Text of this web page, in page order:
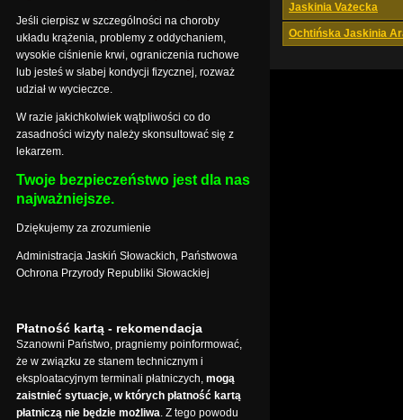
Jaskinia Vażecka
Ochtińska Jaskinia
Jeśli cierpisz w szczególności na choroby
układu krążenia, problemy z oddychaniem,
wysokie ciśnienie krwi, ograniczenia ruchowe
lub jesteś w słabej kondycji fizycznej, rozważ
udział w wycieczce.
W razie jakichkolwiek wątpliwości co do
zasadności wizyty należy skonsultować się z
lekarzem.
Twoje bezpieczeństwo jest dla nas
najważniejsze.
Dziękujemy za zrozumienie
Administracja Jaskiń Słowackich, Państwowa
Ochrona Przyrody Republiki Słowackiej
Płatność kartą - rekomendacja
Szanowni Państwo, pragniemy poinformować,
że w związku ze stanem technicznym i
eksploatacyjnym terminali płatniczych, mogą
zaistnieć sytuacje, w których płatność kartą
płatniczą nie będzie możliwa. Z tego powodu